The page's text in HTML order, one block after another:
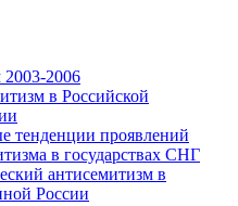
2006
в Российской
тенденции проявлений
в государствах СНГ
антисемитизм в
России